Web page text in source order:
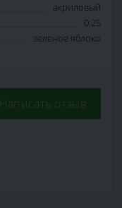
акриловый
0.25
зеленое яблоко
Написать отзыв